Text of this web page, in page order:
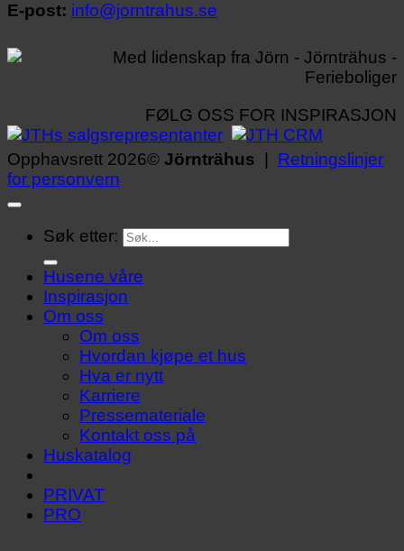
E-post: info@jorntrahus.se
FØLG OSS FOR INSPIRASJON
Opphavsrett 2026© Jörnträhus
Retningslinjer
for personvern
Søk etter:
Husene våre
Inspirasjon
Om oss
Om oss
Hvordan kjøpe et hus
Hva er nytt
Karriere
Pressemateriale
Kontakt oss på
Huskatalog
PRIVAT
PRO